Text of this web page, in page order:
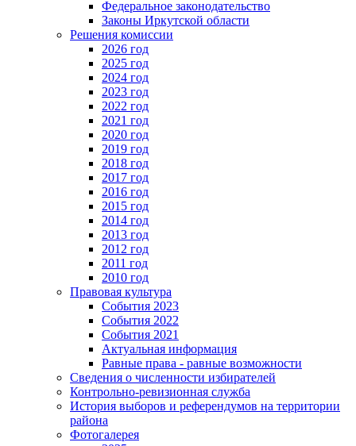
Федеральное законодательство
Законы Иркутской области
Решения комиссии
2026 год
2025 год
2024 год
2023 год
2022 год
2021 год
2020 год
2019 год
2018 год
2017 год
2016 год
2015 год
2014 год
2013 год
2012 год
2011 год
2010 год
Правовая культура
События 2023
События 2022
События 2021
Актуальная информация
Равные права - равные возможности
Сведения о численности избирателей
Контрольно-ревизионная служба
История выборов и референдумов на территории
района
Фотогалерея